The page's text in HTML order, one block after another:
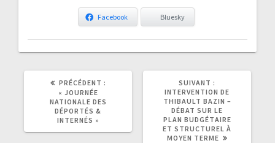
Facebook Bluesky
PRÉCÉDENT :
ARTICLE
PRÉCÉDENT
« JOURNÉE
NATIONALE DES
DÉPORTÉS &
INTERNÉS »
SUIVANT :
ARTICLE
INTERVENTION DE
THIBAULT BAZIN –
DÉBAT SUR LE
PLAN BUDGÉTAIRE
ET STRUCTUREL À
MOYEN TERME